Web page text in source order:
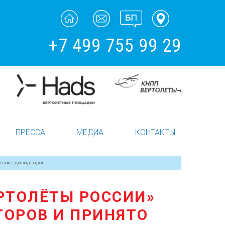
+7 499 755 99 29
ПРЕССА МЕДИА КОНТАКТЫ
ДИВИДЕНДОВ
РОССИИ»
И ПРИНЯТО